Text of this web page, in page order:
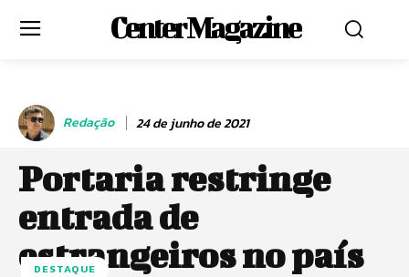
Center Magazine
Redação 24 de junho de 2021
Portaria restringe
entrada de
estrangeiros no país
DESTAQUE